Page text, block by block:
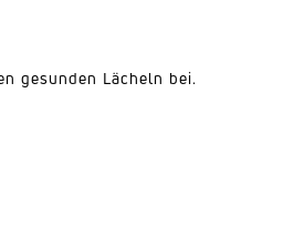
gesunden Lächeln bei.